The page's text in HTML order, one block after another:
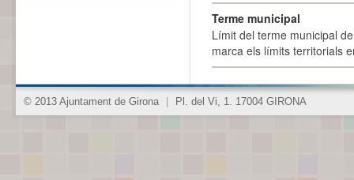
Terme municipal
Límit del terme municipal
marca els límits territorials
© 2013 Ajuntament de Girona Pl. del Vi, 1. 17004 GIRONA